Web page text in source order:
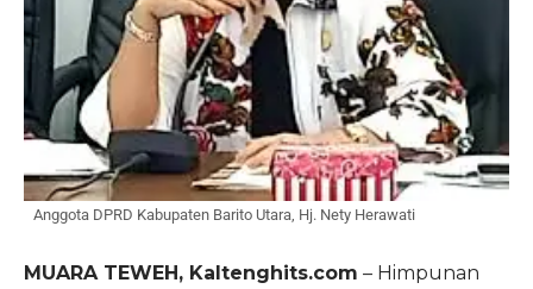
Anggota DPRD Kabupaten Barito Utara, Hj. Nety Herawati
MUARA TEWEH, Kaltenghits.com – Himpunan